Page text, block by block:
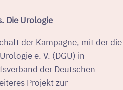
Die Urologie
der Kampagne, mit der die
e. V. (DGU) in
der Deutschen
Projekt zur